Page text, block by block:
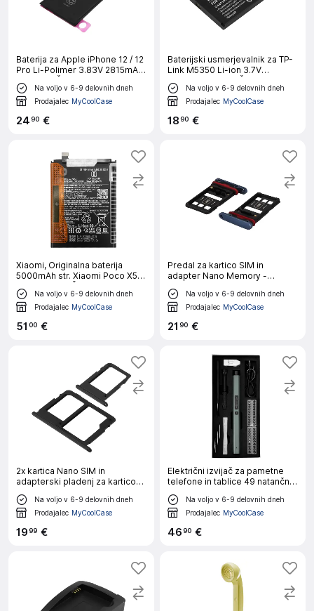
Baterija za Apple iPhone 12 / 12
Pro Li-Polimer 3.83V 2815mAh
10.78Wh, Črna
Na voljo v 6-9 delovnih dneh
Prodajalec MyCoolCase
2490 €
Baterijski usmerjevalnik za TP-
Link M5350 Li-ion 3.7V
2000mAh 7.4Wh, Črna
Na voljo v 6-9 delovnih dneh
Prodajalec MyCoolCase
1890 €
Xiaomi, Originalna baterija
5000mAh str. Xiaomi Poco X5 -
model BN5J, Črna
Na voljo v 6-9 delovnih dneh
Prodajalec MyCoolCase
51 00 €
Predal za kartico SIM in
adapter Nano Memory -
Midnight Blue str. Huawei Mate
20 ProNa voljo v 6-9 delovnih dneh
Prodajalec MyCoolCase
21 90 €
2x kartica Nano SIM in
adapterski pladenj za kartico
Micro-SD Nadomestna kartica
Nano SIM - crna str. Samsung
Galaxy J3 2017
Na voljo v 6-9 delovnih dneh
Prodajalec MyCoolCase
1999 €
Električni izvijač za pametne
telefone in tablice 49 natančnih
nastavkov
Na voljo v 6-9 delovnih dneh
Prodajalec MyCoolCase
4690 €